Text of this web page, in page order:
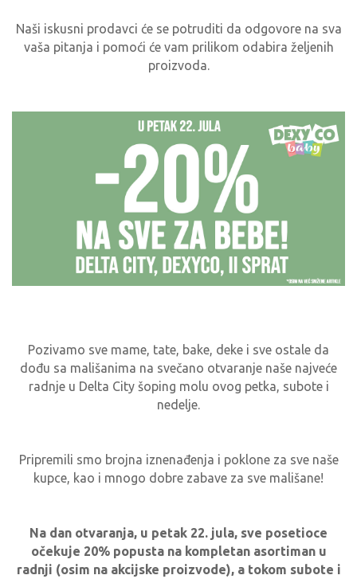
Naši iskusni prodavci će se potruditi da odgovore na sva
vaša pitanja i pomoći će vam prilikom odabira željenih
proizvoda.
Pozivamo sve mame, tate, bake, deke i sve ostale da
dođu sa mališanima na svečano otvaranje naše najveće
radnje u Delta City šoping molu ovog petka, subote i
nedelje.
Pripremili smo brojna iznenađenja i poklone za sve naše
kupce, kao i mnogo dobre zabave za sve mališane!
Na dan otvaranja, u petak 22. jula, sve posetioce
očekuje 20% popusta na kompletan asortiman u
radnji (osim na akcijske proizvode), a tokom subote i